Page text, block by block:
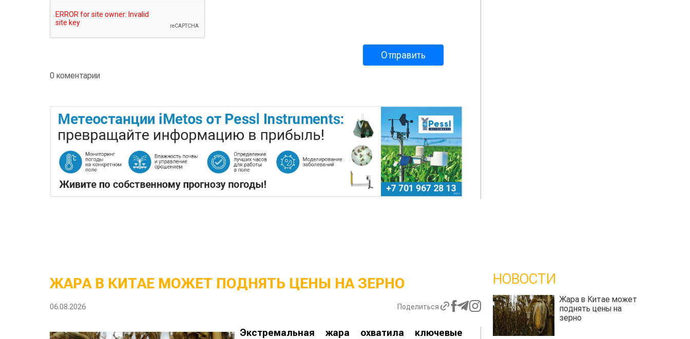
0 коментарии
ЖАРА В КИТАЕ МОЖЕТ ПОДНЯТЬ ЦЕНЫ НА ЗЕРНО
06.08.2026 Поделиться
Экстремальная жара охватила ключевые
НОВОСТИ
Жара в Китае может
поднять цены на
зерно